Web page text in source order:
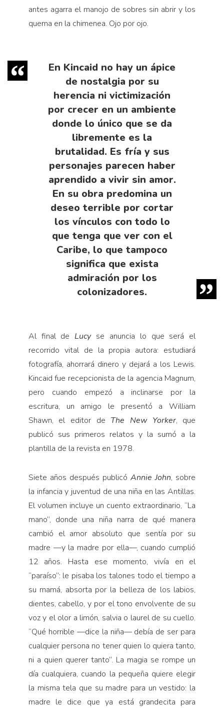
antes agarra el manojo de sobres sin abrir y los
quema en la chimenea. Ojo por ojo.
En Kincaid no hay un ápice
de nostalgia por su
herencia ni victimización
por crecer en un ambiente
donde lo único que se da
libremente es la
brutalidad. Es fría y sus
personajes parecen haber
aprendido a vivir sin amor.
En su obra predomina un
deseo terrible por cortar
los vínculos con todo lo
que tenga que ver con el
Caribe, lo que tampoco
significa que exista
admiración por los
colonizadores.
Al final de Lucyse anuncia lo que será el
recorrido vital de la propia autora: estudiará
fotografía, ahorrará dinero y dejará a los Lewis.
Kincaid fue recepcionista de la agencia Magnum,
pero cuando empezó a inclinarse por la
escritura, un amigo le presentó a William
Shawn, el editor de The New Yorker, que
publicó sus primeros relatos y la sumó a la
plantilla de la revista en 1978.
Siete años después publicóAnnie John, sobre
la infancia y juventud de una niña en las Antillas.
El volumen incluye un cuento extraordinario, “La
mano”, donde una niña narra de qué manera
cambió el amor absoluto que sentía por su
madre —y la madre por ella—, cuando cumplió
12 años. Hasta ese momento, vivía en el
“paraíso”: le pisaba los talones todo el tiempo a
su mamá, absorta por la belleza de los labios,
dientes, cabello, y por el tono envolvente de su
voz y el olor a limón, salvia o laurel de su cuello.
“Qué horrible —dice la niña— debía de ser para
cualquier persona no tener quien lo quiera tanto,
ni a quien querer tanto”. La magia se rompe un
día cualquiera, cuando la pequeña quiere elegir
la misma tela que su madre para un vestido: la
madre le dice que ya está grandecita para